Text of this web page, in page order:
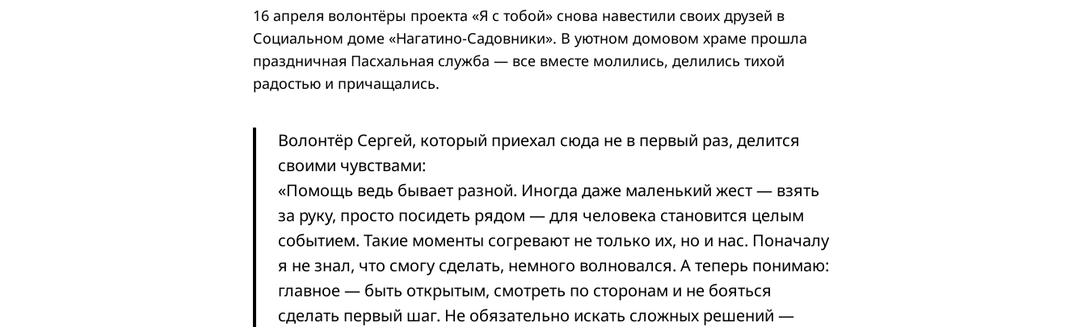
16 апреля волонтёры проекта «Я с тобой» снова навестили своих друзей в
Социальном доме «Нагатино-Садовники». В уютном домовом храме прошла
праздничная Пасхальная служба — все вместе молились, делились тихой
радостью и причащались.
Волонтёр Сергей, который приехал сюда не в первый раз, делится
своими чувствами:
«Помощь ведь бывает разной. Иногда даже маленький жест — взять
за руку, просто посидеть рядом — для человека становится целым
событием. Такие моменты согревают не только их, но и нас. Поначалу
я не знал, что смогу сделать, немного волновался. А теперь понимаю:
главное — быть открытым, смотреть по сторонам и не бояться
сделать первый шаг. Не обязательно искать сложных решений —